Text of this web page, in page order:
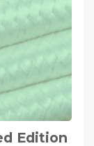
Edition